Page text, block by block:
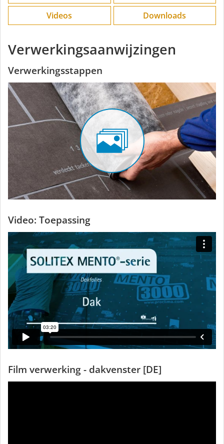
Videos
Downloads
Verwerkingsaanwijzingen
Verwerkingsstappen
Video: Toepassing
Film verwerking - dakvenster [DE]